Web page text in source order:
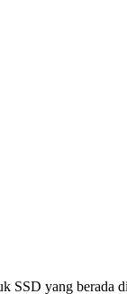
SSD yang berada